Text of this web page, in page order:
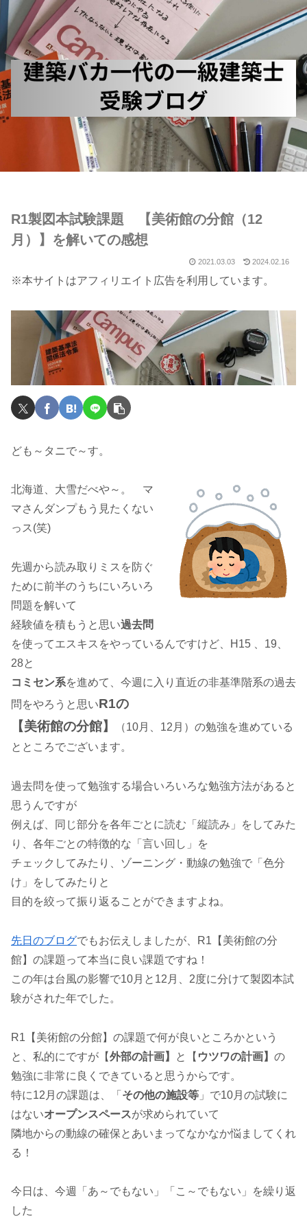
R1製図本試験課題 【美術館の分館（12
月）】を解いての感想
2021.03.03 2024.02.16
※本サイトはアフィリエイト広告を利用しています。
ども～タニで～す。
北海道、大雪だべや～。 マ
マさんダンプもう見たくない
っス(笑)
先週から読み取りミスを防ぐ
ために前半のうちにいろいろ
問題を解いて
経験値を積もうと思い過去問
を使ってエスキスをやっているんですけど、H15 、19、
28と
コミセン系を進めて、今週に入り直近の非基準階系の過去
問をやろうと思いR1の
【美術館の分館】
（10月、12月）の勉強を進めている
とところでございます。
過去問を使って勉強する場合いろいろな勉強方法があると
思うんですが
例えば、同じ部分を各年ごとに読む「縦読み」をしてみた
り、各年ごとの特徴的な「言い回し」を
チェックしてみたり、ゾーニング・動線の勉強で「色分
け」をしてみたりと
目的を絞って振り返ることができますよね。
先日のブログでもお伝えしましたが、R1【美術館の分
館】の課題って本当に良い課題ですね！
この年は台風の影響で10月と12月、2度に分けて製図本試
験がされた年でした。
R1【美術館の分館】の課題で何が良いところかという
と、私的にですが【外部の計画】 と【 ウツワの計画】 の
勉強に非常に良くできていると思うからです。
特に12月の課題は、「 その他の施設等 」で10月の試験に
はないオープンスペースが求められていて
隣地からの動線の確保とあいまってなかなか悩ましてくれ
る！
今日は、今週「あ～でもない」「こ～でもない」を繰り返
した